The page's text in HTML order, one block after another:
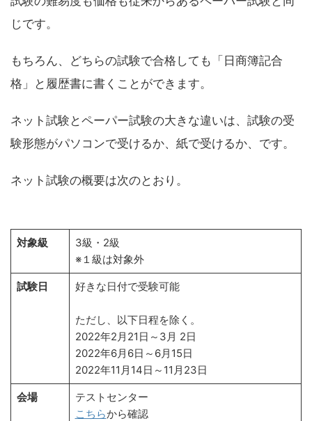
じです。
もちろん、どちらの試験で合格しても「日商簿記合
格」と履歴書に書くことができます。
ネット試験とペーパー試験の大きな違いは、試験の受
験形態がパソコンで受けるか、紙で受けるか、です。
ネット試験の概要は次のとおり。
対象級
3級・2級
※１級は対象外
試験日 好きな日付で受験可能
ただし、以下日程を除く。
2022年2月21日～3月 2日
2022年6月6日～6月15日
2022年11月14日～11月23日
会場
テストセンター
こちらから確認